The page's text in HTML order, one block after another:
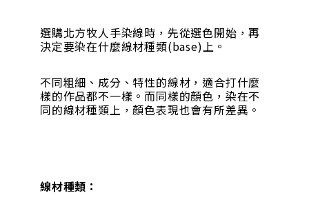
選購北方牧人手染線時，先從選色開始，再
決定要染在什麼線材種類(base)上。
不同粗細、成分、特性的線材，適合打什麼
樣的作品都不一樣。而同樣的顏色，染在不
同的線材種類上，顏色表現也會有所差異。
線材種類：